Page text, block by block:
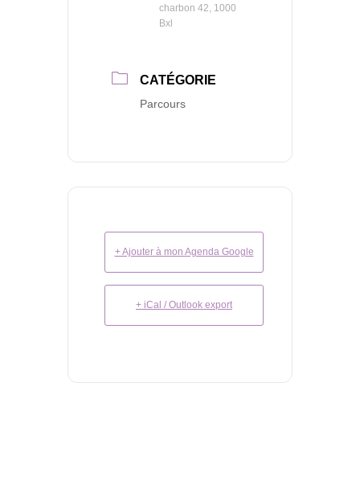
charbon 42, 1000
Bxl
CATÉGORIE
Parcours
+ Ajouter à mon Agenda Google
+ iCal / Outlook export